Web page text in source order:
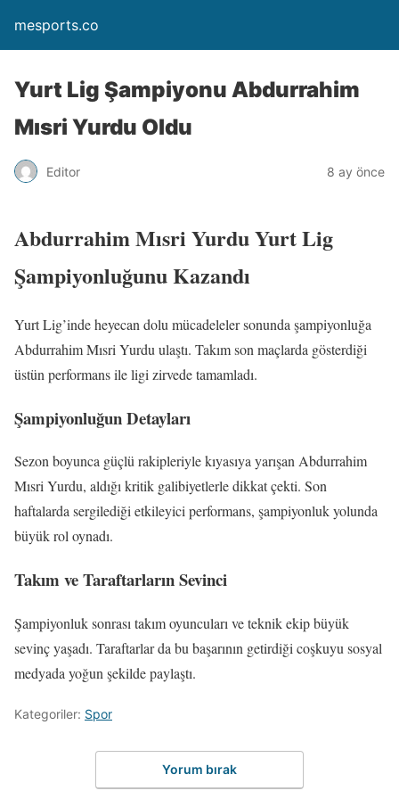
mesports.co
Yurt Lig Şampiyonu Abdurrahim
Mısri Yurdu Oldu
Editor 8 ay önce
Abdurrahim Mısri Yurdu Yurt Lig
Şampiyonluğunu Kazandı
Yurt Lig’inde heyecan dolu mücadeleler sonunda şampiyonluğa
Abdurrahim Mısri Yurdu ulaştı. Takım son maçlarda gösterdiği
üstün performans ile ligi zirvede tamamladı.
Şampiyonluğun Detayları
Sezon boyunca güçlü rakipleriyle kıyasıya yarışan Abdurrahim
Mısri Yurdu, aldığı kritik galibiyetlerle dikkat çekti. Son
haftalarda sergilediği etkileyici performans, şampiyonluk yolunda
büyük rol oynadı.
Takım ve Taraftarların Sevinci
Şampiyonluk sonrası takım oyuncuları ve teknik ekip büyük
sevinç yaşadı. Taraftarlar da bu başarının getirdiği coşkuyu sosyal
medyada yoğun şekilde paylaştı.
Kategoriler: Spor
Yorum bırak